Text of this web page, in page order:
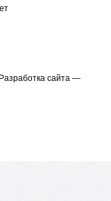
cайта —